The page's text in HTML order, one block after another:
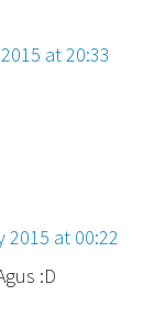
at 20:33
2015 at 00:22
:D